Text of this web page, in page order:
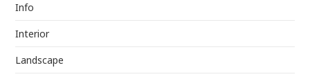
Info
Interior
Landscape